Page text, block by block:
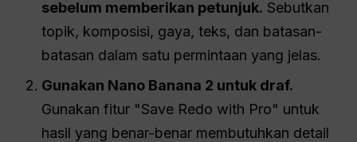
sebelum memberikan petunjuk. Sebutkan
topik, komposisi, gaya, teks, dan batasan-
batasan dalam satu permintaan yang jelas.
Gunakan Nano Banana 2 untuk draf.
Gunakan fitur "Save Redo with Pro" untuk
hasil yang benar-benar membutuhkan detail